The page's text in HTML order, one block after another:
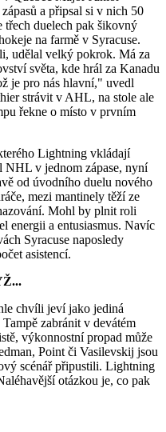
a připsal si v nich 50
třech duelech pak šikovný
na farmě v Syracuse.
udělal velký pokrok. Má za
světa, kde hrál za Kanadu
je pro nás hlavní," uvedl
strávit v AHL, na stole ale
řekne o místo v prvním
Lightning vkládají
NHL v jednom zápase, nyní
od úvodního duelu nového
mezi mantinely těží ze
Mohl by plnit roli
energii a entusiasmus. Navíc
Syracuse naposledy
asistencí.
chvíli jeví jako jediná
zabránit v devátém
výkonnostní propad může
Point či Vasilevskij jsou
scénář připustili. Lightning
otázkou je, co pak